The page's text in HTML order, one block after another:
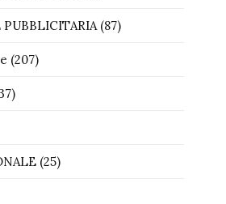
(87)
(207)
(25)